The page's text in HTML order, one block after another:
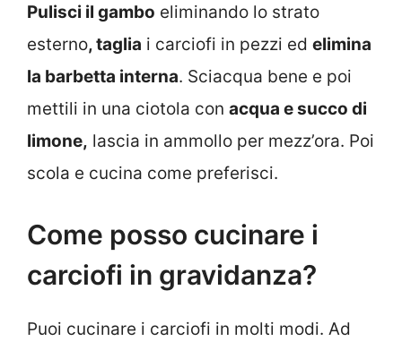
Pulisci il gambo eliminando lo strato
esterno, taglia i carciofi in pezzi ed elimina
la barbetta interna. Sciacqua bene e poi
mettili in una ciotola con acqua e succo di
limone, lascia in ammollo per mezz’ora. Poi
scola e cucina come preferisci.
Come posso cucinare i
carciofi in gravidanza?
Puoi cucinare i carciofi in molti modi. Ad